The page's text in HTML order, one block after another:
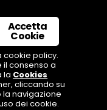
Accetta
Cookie
cookie policy.
il consenso a
la Cookies
cliccando su
navigazione
dei cookie.